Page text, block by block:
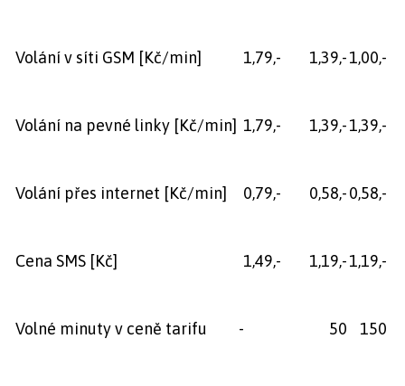
Volání v síti GSM [Kč/min] 1,79,- 1,39,-1,00,-
Volání na pevné linky [Kč/min] 1,79,- 1,39,-1,39,-
Volání přes internet [Kč/min] 0,79,- 0,58,-0,58,-
Cena SMS [Kč] 1,49,- 1,19,-1,19,-
Volné minuty v ceně tarifu - 50 150